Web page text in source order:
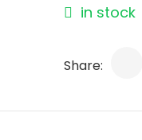
in stock
Share: